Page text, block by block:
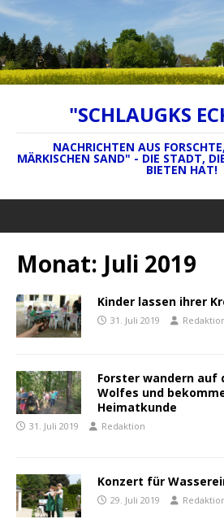
"SCHLAUGKS
NACHRICHTEN AUS
MÄRKISCHEN SAND" - DIE STADT,
BIETEN HAT!
Monat: Juli 2019
Kinder lassen ihrer
31. Juli 2019
Forster wandern auf
Wolfes und
Heimatkunde
31. Juli 2019 Redaktion
Konzert für
29. Juli 2019